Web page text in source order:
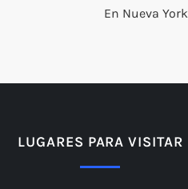
En Nueva York
LUGARES PARA VISITAR